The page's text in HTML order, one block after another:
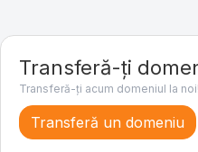
Transferă-ți
Transferă-ți acum domeniul la
Transferă un domeniu